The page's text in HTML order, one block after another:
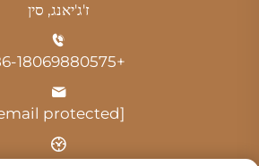
ז'ג'יאנג, סין
+86-18069880575
[email protected]